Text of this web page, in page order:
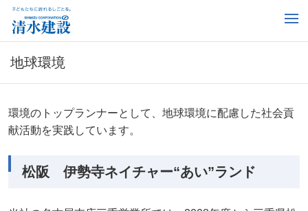
地球環境
環境のトップランナーとして、地球環境に配慮した社会貢
献活動を実践しています。
松阪 伊勢寺ネイチャー“あい”ランド